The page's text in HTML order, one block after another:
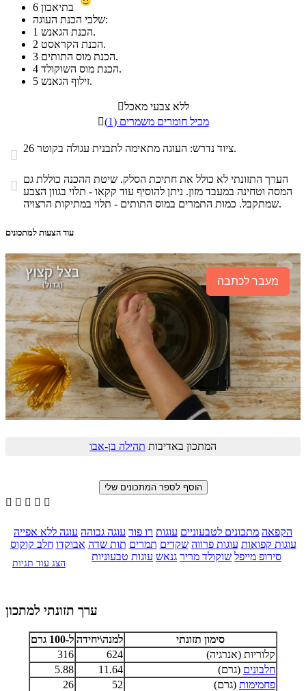
6
שלבי הכנת העוגה:
1
הכנת הגאנש.
2
הכנת הקראסט.
3
הכנת מוס התותים.
4
הכנת מוס השוקולד.
5
זילוף הגאנש.
ללא צבעי מאכל

מכיל חומרים משמרים (1)
 ציוד נדרש: העוגה מתאימה לתבנית עגולה בקוטר 26.
 הערך התזונתי לא כולל את חתיכת הסלק. שיטת ההכנה כוללת גם
המסה וטחינה במעבד מזון. ניתן להוסיף עוד קקאו - תלוי בגוון הצבע
שמתקבל. כמות התמרים במוס התותים - תלוי במתיקות הרצויה.
עוד הצעות למתכונים
מעבר לכתבה
המתכון באדיבות תהילה בן-אבו
    
הקפאה מתכונים לטבעוניים עוגות רו פוד עוגה גבוהה עוגה ללא אפייה
עוגות קפואות עוגות פרווה שקדים תמרים תות שדה אבוקדו חלב קוקוס
סירופ מייפל שוקולד מריר גנאש עוגות טבעוניות
הצג עוד תגיות
ערך תזונתי למתכון
סימון תזונתי למנה\יחידה ל-100 גרם
קלוריות (אנרגיה)
624
316
חלבונים (גרם) 11.64
5.88
פחמימות (גרם) 52
26